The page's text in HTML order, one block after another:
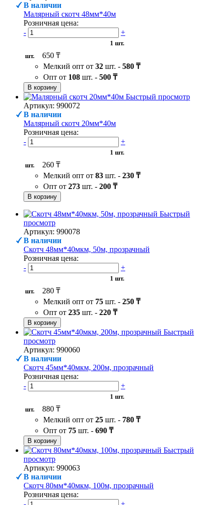
В наличии
Малярный скотч 48мм*40м
Розничная цена:
-
+
1 шт.
шт.
650 ₸
Мелкий опт от 32 шт. - 580 ₸
Опт от 108 шт. - 500 ₸
В корзину
Быстрый просмотр
Артикул: 990072
В наличии
Малярный скотч 20мм*40м
Розничная цена:
-
+
1 шт.
шт.
260 ₸
Мелкий опт от 83 шт. - 230 ₸
Опт от 273 шт. - 200 ₸
В корзину
Быстрый
просмотр
Артикул: 990078
В наличии
Скотч 48мм*40мкм, 50м, прозрачный
Розничная цена:
-
+
1 шт.
шт.
280 ₸
Мелкий опт от 75 шт. - 250 ₸
Опт от 235 шт. - 220 ₸
В корзину
Быстрый
просмотр
Артикул: 990060
В наличии
Скотч 45мм*40мкм, 200м, прозрачный
Розничная цена:
-
+
1 шт.
шт.
880 ₸
Мелкий опт от 25 шт. - 780 ₸
Опт от 75 шт. - 690 ₸
В корзину
Быстрый
просмотр
Артикул: 990063
В наличии
Скотч 80мм*40мкм, 100м, прозрачный
Розничная цена: